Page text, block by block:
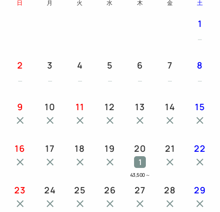
日 月 火 水 木 金 土
1
2 3 4 5 6 7 8
9 10 11 12 13 14 15
16 17 18 19 20
1
43,500 ～
21 22
23 24 25 26 27 28 29